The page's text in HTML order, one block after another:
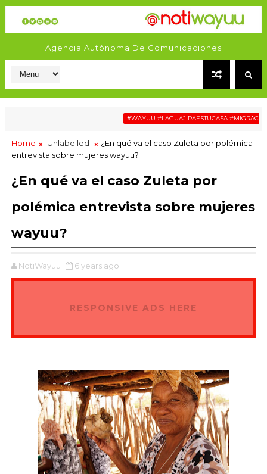
Agencia Autónoma De Comunicaciones
#WAYUU #LAGUAJIRAESTUCASA #MIGRACIÓN
Home Unlabelled
¿En qué va el caso Zuleta por polémica
entrevista sobre mujeres wayuu?
¿En qué va el caso Zuleta por
polémica entrevista sobre mujeres
wayuu?
NotiWayuu 6 years ago
RESPONSIVE ADS HERE